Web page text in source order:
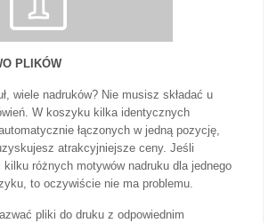
PLIKÓW
wiele nadruków? Nie musisz składać u
W koszyku kilka identycznych
łączonych w jedną pozycję,
atrakcyjniejsze ceny. Jeśli
kilku różnych motywów nadruku dla jednego
to oczywiście nie ma problemu.
pliki do druku z odpowiednim